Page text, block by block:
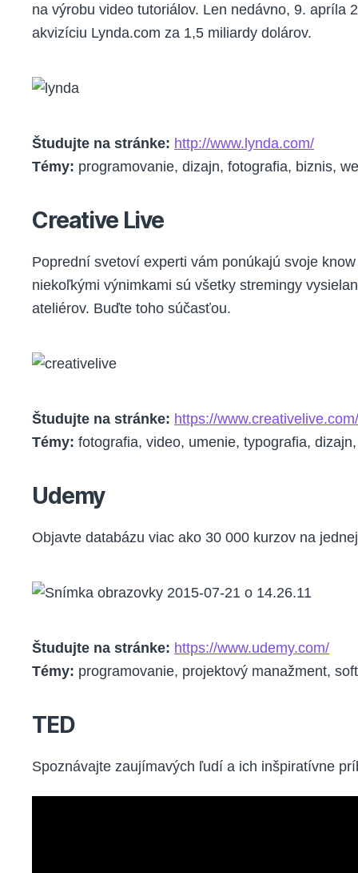
na výrobu video tutoriálov. Len nedávno, 9. apríla
akvizíciu Lynda.com za 1,5 miliardy dolárov.
Študujte na stránke: http://www.lynda.com/
Témy: programovanie, dizajn, fotografia, biznis,
Creative Live
Poprední svetoví experti vám ponúkajú svoje
niekoľkými výnimkami sú všetky stremingy
ateliérov. Buďte toho súčasťou.
Študujte na stránke: https://www.creativelive.com/
Témy: fotografia, video, umenie, typografia,
Udemy
Objavte databázu viac ako 30 000 kurzov na
Študujte na stránke: https://www.udemy.com/
Témy: programovanie, projektový manažment,
TED
Spoznávajte zaujímavých ľudí a ich inšpiratívne